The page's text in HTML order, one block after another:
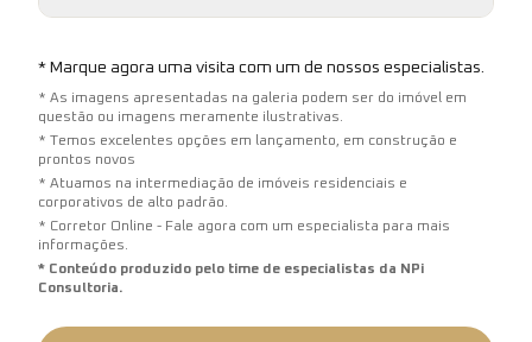
* Marque agora uma visita com um de nossos especialistas.
* As imagens apresentadas na galeria podem ser do imóvel em
questão ou imagens meramente ilustrativas.
* Temos excelentes opções em lançamento, em construção e
prontos novos
* Atuamos na intermediação de imóveis residenciais e
corporativos de alto padrão.
* Corretor Online - Fale agora com um especialista para mais
informações.
* Conteúdo produzido pelo time de especialistas da NPi
Consultoria.